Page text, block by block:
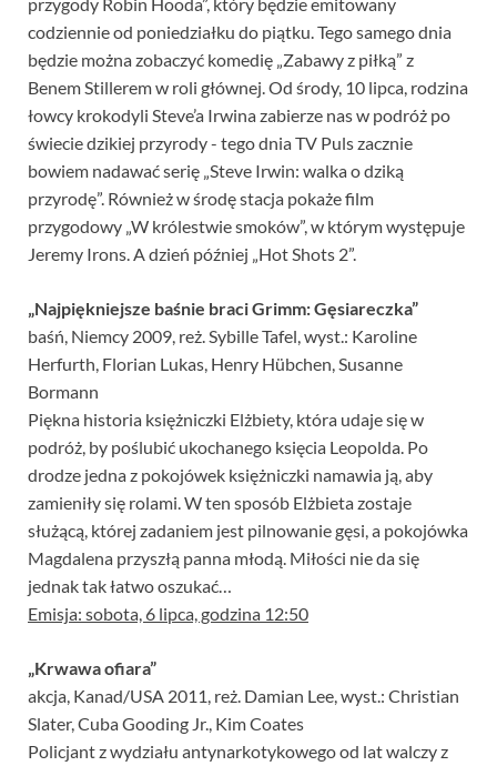
przygody Robin Hooda”, który będzie emitowany
codziennie od poniedziałku do piątku. Tego samego dnia
będzie można zobaczyć komedię „Zabawy z piłką” z
Benem Stillerem w roli głównej. Od środy, 10 lipca, rodzina
łowcy krokodyli Steve’a Irwina zabierze nas w podróż po
świecie dzikiej przyrody - tego dnia TV Puls zacznie
bowiem nadawać serię „Steve Irwin: walka o dziką
przyrodę”. Również w środę stacja pokaże film
przygodowy „W królestwie smoków”, w którym występuje
Jeremy Irons. A dzień później „Hot Shots 2”.
„Najpiękniejsze baśnie braci Grimm: Gęsiareczka”
baśń, Niemcy 2009, reż. Sybille Tafel, wyst.: Karoline
Herfurth, Florian Lukas, Henry Hübchen, Susanne
Bormann
Piękna historia księżniczki Elżbiety, która udaje się w
podróż, by poślubić ukochanego księcia Leopolda. Po
drodze jedna z pokojówek księżniczki namawia ją, aby
zamieniły się rolami. W ten sposób Elżbieta zostaje
służącą, której zadaniem jest pilnowanie gęsi, a pokojówka
Magdalena przyszłą panna młodą. Miłości nie da się
jednak tak łatwo oszukać…
Emisja: sobota, 6 lipca, godzina 12:50
„Krwawa ofiara”
akcja, Kanad/USA 2011, reż. Damian Lee, wyst.: Christian
Slater, Cuba Gooding Jr., Kim Coates
Policjant z wydziału antynarkotykowego od lat walczy z